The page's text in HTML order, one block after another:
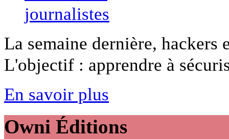
La semaine dernière,
L'objectif : apprendre à
En savoir plus
Owni Éditions